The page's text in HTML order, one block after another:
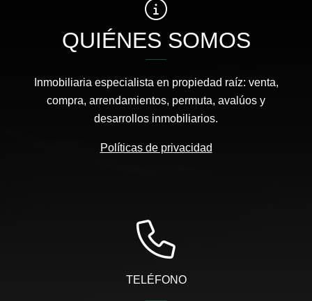
QUIÉNES SOMOS
Inmobiliaria especialista en propiedad raíz: venta,
compra, arrendamientos, permuta, avalúos y
desarrollos inmobiliarios.
Políticas de privacidad
TELÉFONO